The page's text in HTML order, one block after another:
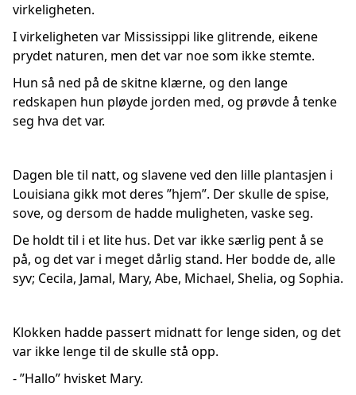
virkeligheten.
I virkeligheten var Mississippi like glitrende, eikene
prydet naturen, men det var noe som ikke stemte.
Hun så ned på de skitne klærne, og den lange
redskapen hun pløyde jorden med, og prøvde å tenke
seg hva det var.
Dagen ble til natt, og slavene ved den lille plantasjen i
Louisiana gikk mot deres ”hjem”. Der skulle de spise,
sove, og dersom de hadde muligheten, vaske seg.
De holdt til i et lite hus. Det var ikke særlig pent å se
på, og det var i meget dårlig stand. Her bodde de, alle
syv; Cecila, Jamal, Mary, Abe, Michael, Shelia, og Sophia.
Klokken hadde passert midnatt for lenge siden, og det
var ikke lenge til de skulle stå opp.
- ”Hallo” hvisket Mary.